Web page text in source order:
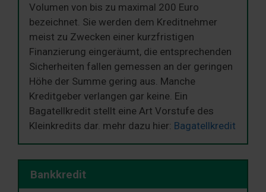
Volumen von bis zu maximal 200 Euro
bezeichnet. Sie werden dem Kreditnehmer
meist zu Zwecken einer kurzfristigen
Finanzierung eingeräumt, die entsprechenden
Sicherheiten fallen gemessen an der geringen
Höhe der Summe gering aus. Manche
Kreditgeber verlangen gar keine. Ein
Bagatellkredit stellt eine Art Vorstufe des
Kleinkredits dar. mehr dazu hier: Bagatellkredit
Bankkredit